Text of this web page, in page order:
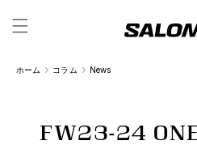
ホーム コラム News
FW23-24